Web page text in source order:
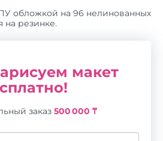
обложкой на 96 нелинованных
на резинке.
макет
заказ 500 000 ₸